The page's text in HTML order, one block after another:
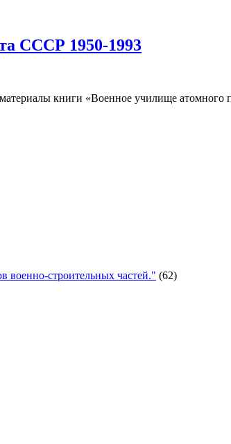
СССР 1950-1993
книги «Военное училище атомного
военно-строительных частей." (62)